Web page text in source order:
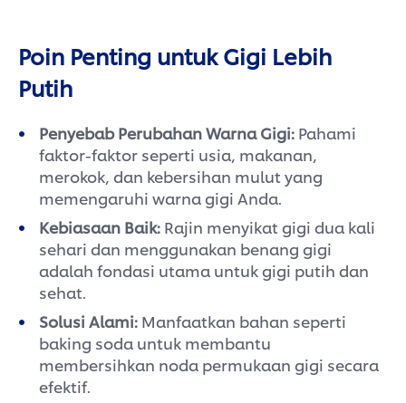
Poin Penting untuk Gigi Lebih
Putih
Penyebab Perubahan Warna Gigi: Pahami
faktor-faktor seperti usia, makanan,
merokok, dan kebersihan mulut yang
memengaruhi warna gigi Anda.
Kebiasaan Baik: Rajin menyikat gigi dua kali
sehari dan menggunakan benang gigi
adalah fondasi utama untuk gigi putih dan
sehat.
Solusi Alami: Manfaatkan bahan seperti
baking soda untuk membantu
membersihkan noda permukaan gigi secara
efektif.